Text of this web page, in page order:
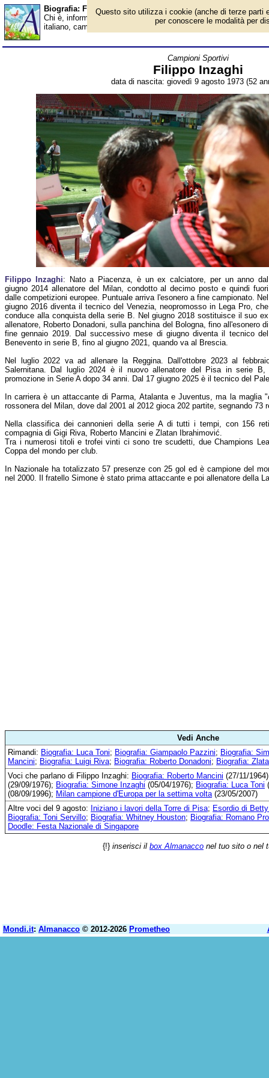
Biografia: Filippo Inzaghi - età - Almanacco
Chi è, informazioni, foto, qual è la data di nascita, età, dove è
italiano, campione del mondo 2006, allenatore. Breve biografia.
Campioni Sportivi
Filippo Inzaghi
data di nascita: giovedì 9 agosto 1973 (52
Filippo Inzaghi: Nato a Piacenza, è un ex calciatore, per un anno dal
giugno 2014 allenatore del Milan, condotto al decimo posto e quindi fuori
dalle competizioni europee. Puntuale arriva l'esonero a fine campionato. Nel
giugno 2016 diventa il tecnico del Venezia, neopromosso in Lega Pro, che
conduce alla conquista della serie B. Nel giugno 2018 sostituisce il suo ex
allenatore, Roberto Donadoni, sulla panchina del Bologna, fino all'esonero di
fine gennaio 2019. Dal successivo mese di giugno diventa il tecnico del
Benevento in serie B, fino al giugno 2021, quando va al Brescia.
Nel luglio 2022 va ad allenare la Reggina. Dall'ottobre 2023 al
Salernitana. Dal luglio 2024 è il nuovo allenatore del Pisa in serie B,
promozione in Serie A dopo 34 anni. Dal 17 giugno 2025 è il tecnico del
In carriera è un attaccante di Parma, Atalanta e Juventus, ma la maglia "
rossonera del Milan, dove dal 2001 al 2012 gioca 202 partite, segnando 73
Nella classifica dei cannonieri della serie A di tutti i tempi, con 156
compagnia di Gigi Riva, Roberto Mancini e Zlatan Ibrahimović.
Tra i numerosi titoli e trofei vinti ci sono tre scudetti, due Champions
Coppa del mondo per club.
In Nazionale ha totalizzato 57 presenze con 25 gol ed è campione del
nel 2000. Il fratello Simone è stato prima attaccante e poi allenatore della
Vedi Anche
Rimandi: Biografia: Luca Toni; Biografia: Giampaolo Pazzini; Biografia:
Mancini; Biografia: Luigi Riva; Biografia: Roberto Donadoni; Biografia:
Voci che parlano di Filippo Inzaghi: Biografia: Roberto Mancini (27/11/
(29/09/1976); Biografia: Simone Inzaghi (05/04/1976); Biografia: Luca Toni
(08/09/1996); Milan campione d'Europa per la settima volta(23/05/2007)
Altre voci del 9 agosto: Iniziano i lavori della Torre di Pisa; Esordio di
Biografia: Toni Servillo; Biografia: Whitney Houston; Biografia: Romano
Doodle: Festa Nazionale di Singapore
{!} inserisci il box Almanacco nel tuo sito o nel
Mondi.it: Almanacco © 2012-2026 Prometheo
Questo sito utilizza i cookie (anche di terze parti
per conoscere le modalità per